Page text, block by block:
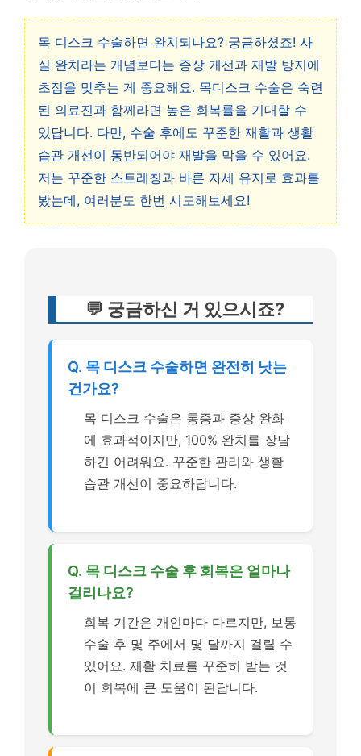
목 디스크 수술하면 완치되나요? 궁금하셨죠! 사
실 완치라는 개념보다는 증상 개선과 재발 방지에
초점을 맞추는 게 중요해요. 목디스크 수술은 숙련
된 의료진과 함께라면 높은 회복률을 기대할 수
있답니다. 다만, 수술 후에도 꾸준한 재활과 생활
습관 개선이 동반되어야 재발을 막을 수 있어요.
저는 꾸준한 스트레칭과 바른 자세 유지로 효과를
봤는데, 여러분도 한번 시도해보세요!
💬 궁금하신 거 있으시죠?
Q. 목 디스크 수술하면 완전히 낫는
건가요?
목 디스크 수술은 통증과 증상 완화
에 효과적이지만, 100% 완치를 장담
하긴 어려워요. 꾸준한 관리와 생활
습관 개선이 중요하답니다.
Q. 목 디스크 수술 후 회복은 얼마나
걸리나요?
회복 기간은 개인마다 다르지만, 보통
수술 후 몇 주에서 몇 달까지 걸릴 수
있어요. 재활 치료를 꾸준히 받는 것
이 회복에 큰 도움이 된답니다.